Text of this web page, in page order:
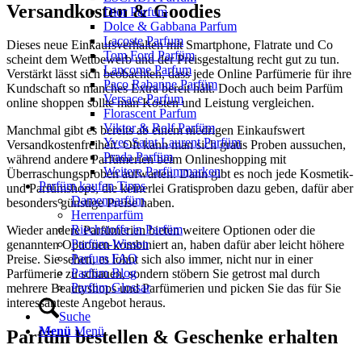
Dior Parfum
Dolce & Gabbana Parfum
Lacoste Parfum
Tom Ford Parfüm
Lancome Parfum
Paco Rabanne Parfüm
Versace Parfum
Florascent Parfum
Viktor & Rolf Parfüm
Yves Saint Laurent Parfüm
Prada Parfüm
Weitere Parfümmarken
Parfüm kaufen Tipps
Damenparfüm
Herrenparfüm
Riechstoffe in Parfüm
Parfüm-Wissen
Parfum FAQ
Parfüm Blog
Parfüm Glossar
Suche
Menü Menü
Versandkosten & Goodies
Dieses neue Einkaufsverhalten mit Smartphone, Flatrate und Co
scheint dem Wettbewerb und der Preisgestaltung recht gut zu tun.
Verstärkt lässt sich beobachten, dass jede Online Parfümerie für ihre
Kundschaft so manches Extra bereit hält. Doch auch beim Parfüm
online shoppen sollte man Kosten und Leistung vergleichen.
Manchmal gibt es bereits ab einem niedrigen Einkaufswert
Versandkostenfreiheit. Oft kann man sich gratis Proben aussuchen,
während andere Parfümerien beim Onlineshopping mit
Überraschungsproben aufwarten. Dann gibt es noch jede Kosmetik-
und Parfümshops, die keinerlei Gratisproben dazu geben, dafür aber
besonders günstige Preise haben.
Wieder andere Parfümerien bieten weitere Optionen oder die
genannten Optionen kombiniert an, haben dafür aber leicht höhere
Preise. Sie sehen, es lohnt sich also immer, nicht nur in einer
Parfümerie zu schauen, sondern stöbern Sie getrost mal durch
mehrere Beautyshops und Parfümerien und picken Sie das für Sie
interessanteste Angebot heraus.
Parfüm bestellen & Geschenke erhalten